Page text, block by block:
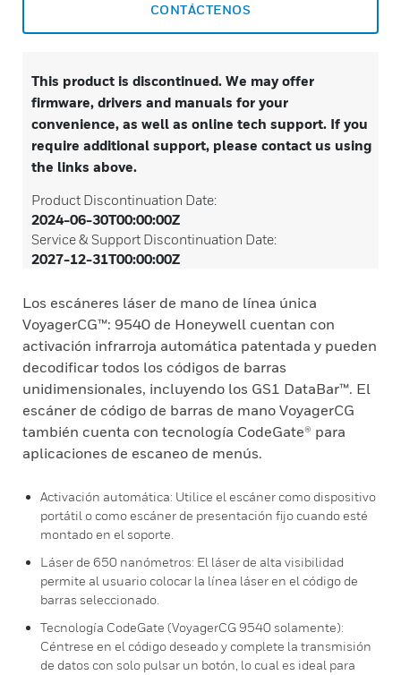
CONTÁCTENOS
This product is discontinued. We may offer
firmware, drivers and manuals for your
convenience, as well as online tech support. If you
require additional support, please contact us using
the links above.
Product Discontinuation Date:
2024-06-30T00:00:00Z
Service & Support Discontinuation Date:
2027-12-31T00:00:00Z
Los escáneres láser de mano de línea única
VoyagerCG™: 9540 de Honeywell cuentan con
activación infrarroja automática patentada y pueden
decodificar todos los códigos de barras
unidimensionales, incluyendo los GS1 DataBar™. El
escáner de código de barras de mano VoyagerCG
también cuenta con tecnología CodeGate® para
aplicaciones de escaneo de menús.
Activación automática: Utilice el escáner como dispositivo
portátil o como escáner de presentación fijo cuando esté
montado en el soporte.
Láser de 650 nanómetros: El láser de alta visibilidad
permite al usuario colocar la línea láser en el código de
barras seleccionado.
Tecnología CodeGate (VoyagerCG 9540 solamente):
Céntrese en el código deseado y complete la transmisión
de datos con solo pulsar un botón, lo cual es ideal para